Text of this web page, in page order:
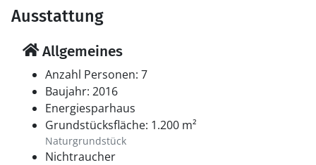
Ausstattung
Allgemeines
Anzahl Personen: 7
Baujahr: 2016
Energiesparhaus
Grundstücksfläche: 1.200 m²
Naturgrundstück
Nichtraucher